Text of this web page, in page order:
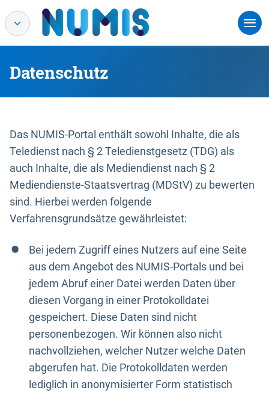
Datenschutz
Das NUMIS-Portal enthält sowohl Inhalte, die als
Teledienst nach § 2 Teledienstgesetz (TDG) als
auch Inhalte, die als Mediendienst nach § 2
Mediendienste-Staatsvertrag (MDStV) zu bewerten
sind. Hierbei werden folgende
Verfahrensgrundsätze gewährleistet:
Bei jedem Zugriff eines Nutzers auf eine Seite
aus dem Angebot des NUMIS-Portals und bei
jedem Abruf einer Datei werden Daten über
diesen Vorgang in einer Protokolldatei
gespeichert. Diese Daten sind nicht
personenbezogen. Wir können also nicht
nachvollziehen, welcher Nutzer welche Daten
abgerufen hat. Die Protokolldaten werden
lediglich in anonymisierter Form statistisch